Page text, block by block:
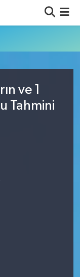
ve 1
Tahmini